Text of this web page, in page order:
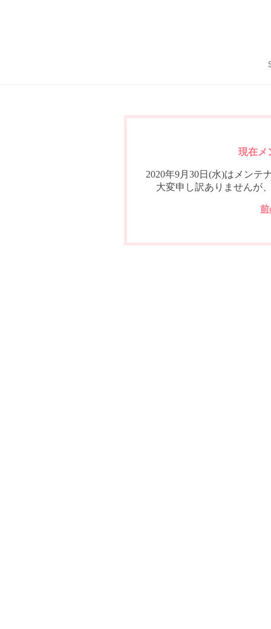
現在メ
2020年9月30日(水)はメンテ
大変申し訳ありませんが
前